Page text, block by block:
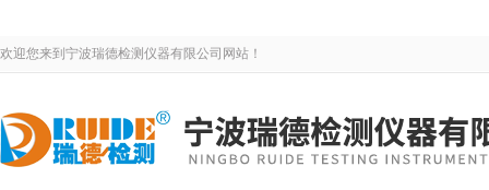
欢迎您来到宁波瑞德检测仪器有限公司网站！